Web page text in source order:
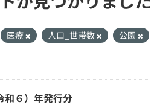
医療 人口_世帯数 公園
和６）年発行分